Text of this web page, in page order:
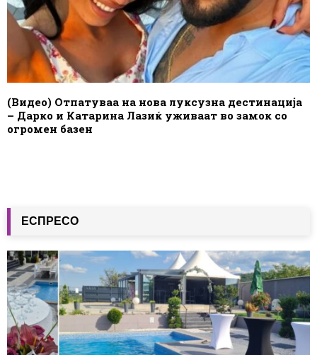
(Видео) Отпатуваа на нова луксузна дестинација
– Дарко и Катарина Лазиќ уживаат во замок со
огромен базен
ЕСПРЕСО